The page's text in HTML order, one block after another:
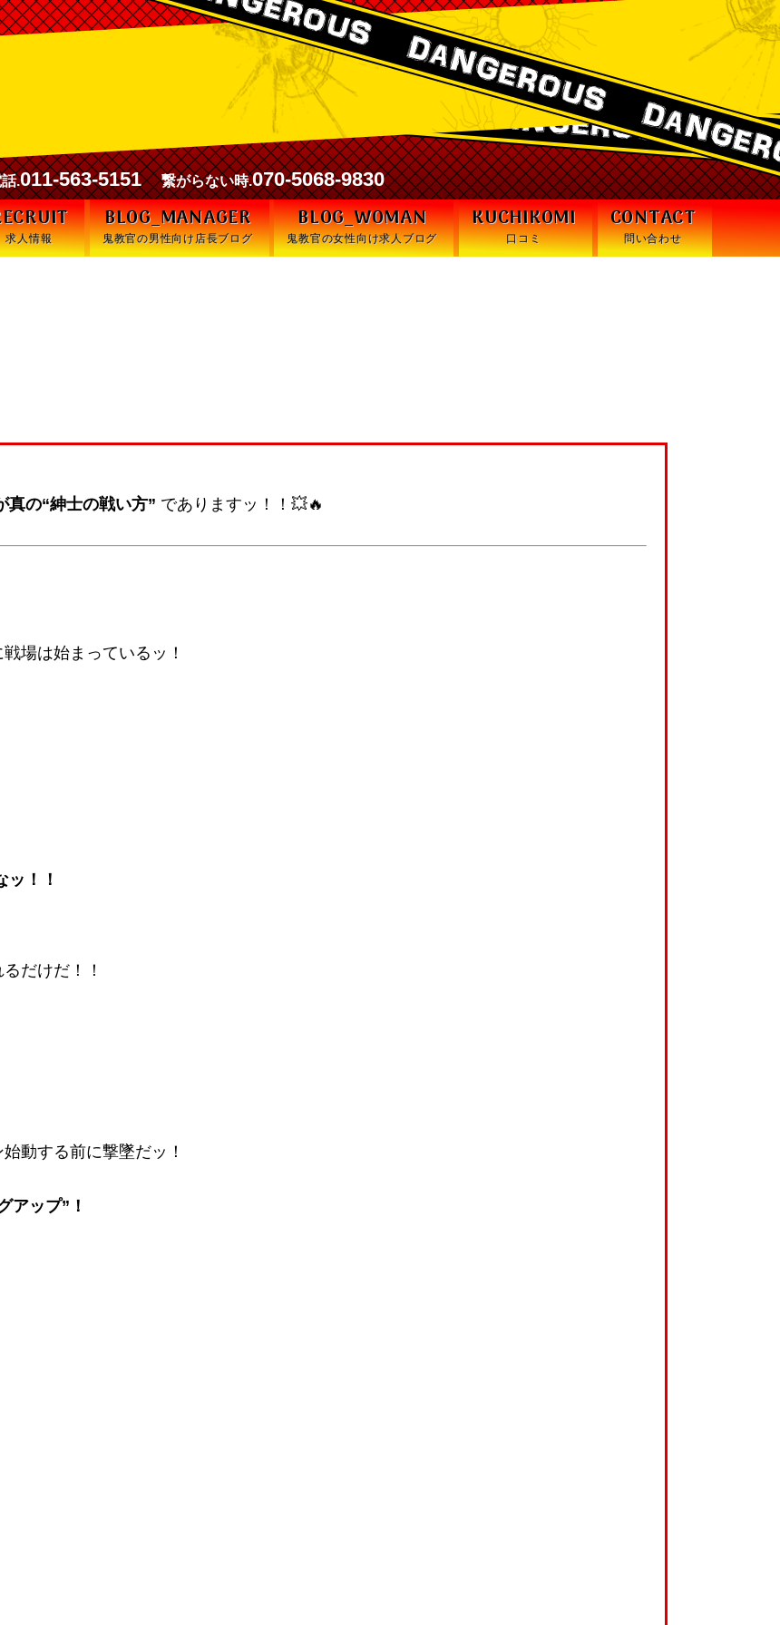
激安デリヘル・デンジャラス札幌
.011-563-5151繋がらない時.070-5068-9830
求人情報
BLOG_MANAGER
鬼教官の男性向け店長ブログ
BLOG_WOMAN
鬼教官の女性向け求人ブログ
KUCHIKOMI
口コミ
CONTACT
問い合わせ
真の“紳士の戦い方” でありますッ！！💥🔥
場は始まっているッ！
！！
だけだ！！
動する前に撃墜だッ！
アップ”！